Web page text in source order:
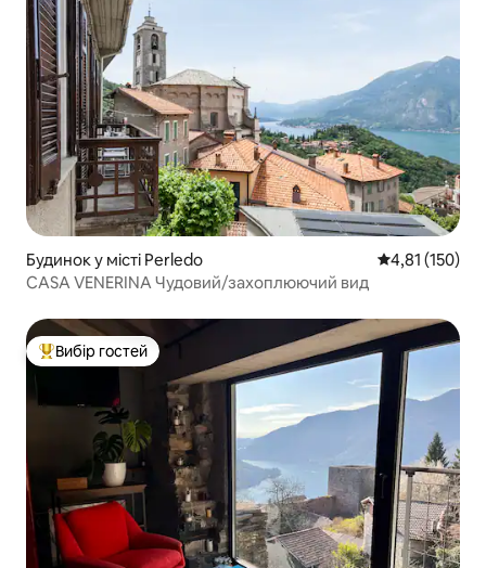
Будинок у місті Perledo Середня
4,81 (150)
CASA VENERINA Чудовий/захоплюючий вид
Топ вибір гостей
Вибір гостей